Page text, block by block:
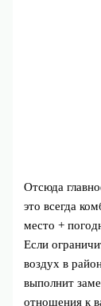
Отсюда
это всегда
место +
Если
воздух в
выполнит
отношения к